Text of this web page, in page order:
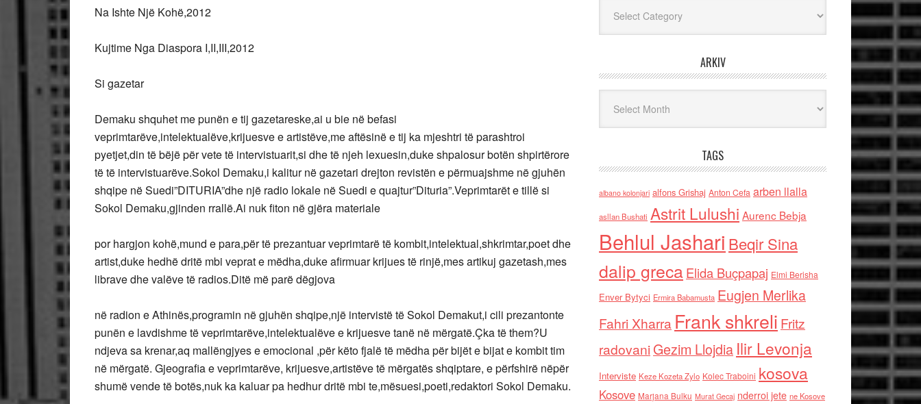
Na Ishte Një Kohë,2012
Kujtime Nga Diaspora I,II,III,2012
Si gazetar
Demaku shquhet me punën e tij gazetareske,ai u bie në befasi
veprimtarëve,intelektualëve,krijuesve e artistëve,me aftësinë e tij ka mjeshtri të parashtroi
pyetjet,din të bëjë për vete të intervistuarit,si dhe të njeh lexuesin,duke shpalosur botën shpirtërore
të të intervistuarëve.Sokol Demaku,i kalitur në gazetari drejton revistën e përmuajshme në gjuhën
shqipe në Suedi”DITURIA”dhe një radio lokale në Suedi e quajtur”Dituria”.Veprimtarët e tillë si
Sokol Demaku,gjinden rrallë.Ai nuk fiton në gjëra materiale
por hargjon kohë,mund e para,për të prezantuar veprimtarë të kombit,intelektual,shkrimtar,poet dhe
artist,duke hedhë dritë mbi veprat e mëdha,duke afirmuar krijues të rinjë,mes artikuj gazetash,mes
librave dhe valëve të radios.Ditë më parë dëgjova
në radion e Athinës,programin në gjuhën shqipe,një intervistë të Sokol Demakut,i cili prezantonte
punën e lavdishme të veprimtarëve,intelektualëve e krijuesve tanë në mërgatë.Çka të them?U
ndjeva sa krenar,aq mallëngjyes e emocional ,për këto fjalë të mëdha për bijët e bijat e kombit tim
në mërgatë. Gjeografia e veprimtarëve, krijuesve,artistëve të mërgatës shqiptare, e përfshirë nëpër
shumë vende të botës,nuk ka kaluar pa hedhur dritë mbi te,mësuesi,poeti,redaktori Sokol Demaku.
ARKIV
TAGS
albano kolonjari alfons Grishaj Anton Cefa arben llalla
asllan Bushati Astrit Lulushi Aurenc Bebja
Behlul Jashari Beqir Sina
dalip grecaElida Buçpapaj Elmi Berisha
Enver Bytyci Ermira Babamusta Eugjen Merlika
Fahri Xharra Frank shkreli Fritz
radovaniGezim Llojdia Ilir Levonja
Interviste Keze Kozeta Zylo Kolec Traboini kosova
Kosove Marjana Bulku Murat Gecaj nderroi jete ne Kosove